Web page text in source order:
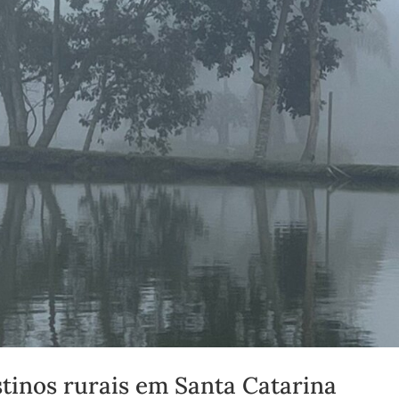
rurais em Santa Catarina